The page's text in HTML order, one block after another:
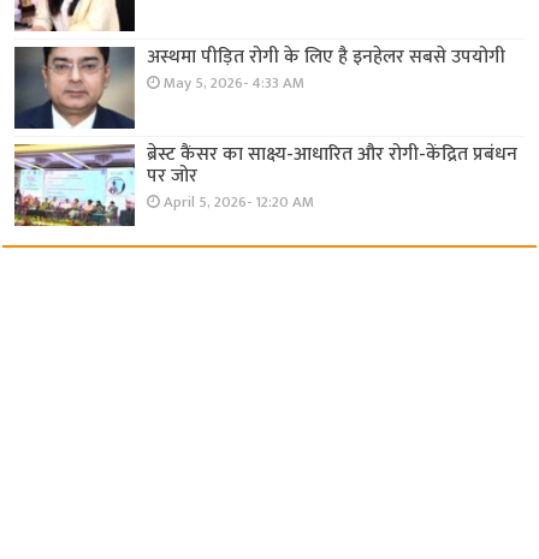
अस्थमा पीड़ित रोगी के लिए है इनहेलर सबसे उपयोगी
May 5, 2026- 4:33 AM
ब्रेस्ट कैंसर का साक्ष्य-आधारित और रोगी-केंद्रित प्रबंधन
पर जोर
April 5, 2026- 12:20 AM